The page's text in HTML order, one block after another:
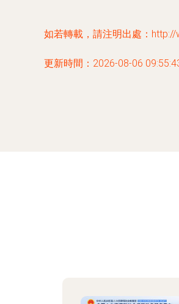
如若轉載，請注明出處：
更新時間：2026-08-06